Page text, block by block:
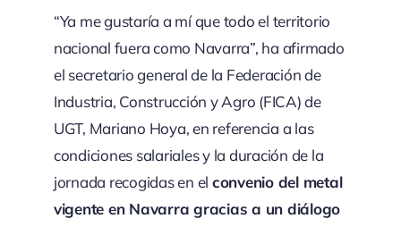
“Ya me gustaría a mí que todo el territorio
nacional fuera como Navarra”, ha afirmado
el secretario general de la Federación de
Industria, Construcción y Agro (FICA) de
UGT, Mariano Hoya, en referencia a las
condiciones salariales y la duración de la
jornada recogidas en el convenio del metal
vigente en Navarra gracias a un diálogo